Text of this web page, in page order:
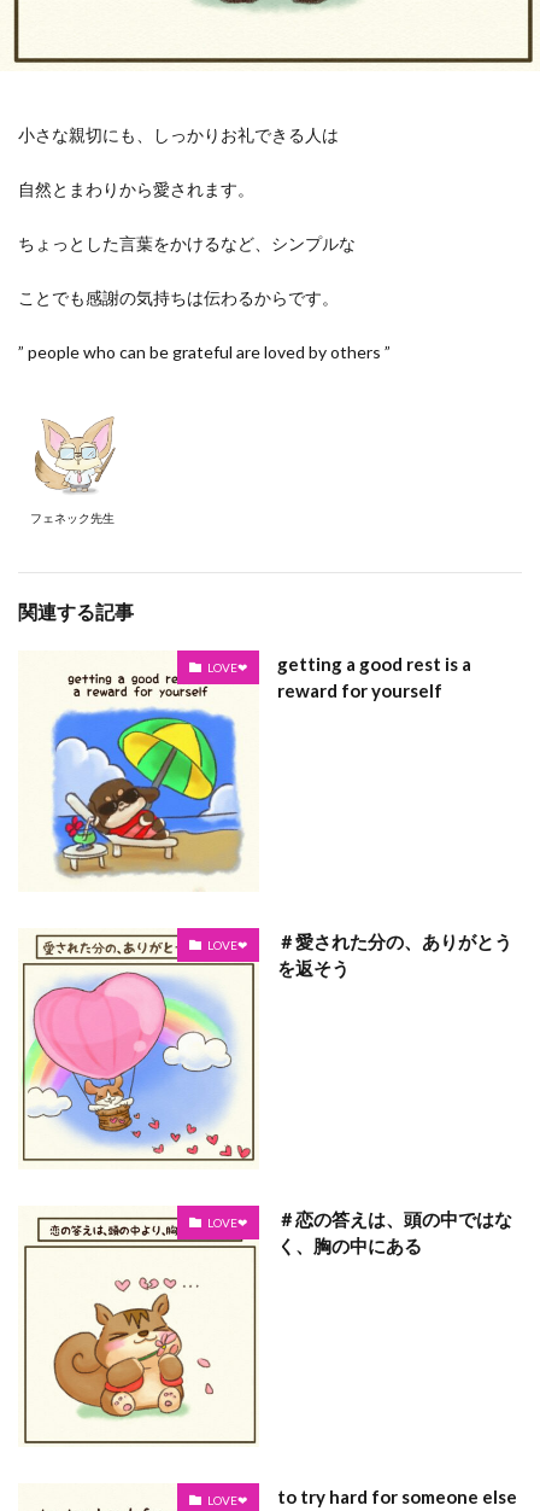
小さな親切にも、しっかりお礼できる人は
自然とまわりから愛されます。
ちょっとした言葉をかけるなど、シンプルな
ことでも感謝の気持ちは伝わるからです。
” people who can be grateful are loved by others ”
フェネック先生
関連する記事
LOVE❤
getting a good rest is a
reward for yourself
LOVE❤
＃愛された分の、ありがとう
を返そう
LOVE❤
＃恋の答えは、頭の中ではな
く、胸の中にある
LOVE❤
to try hard for someone else